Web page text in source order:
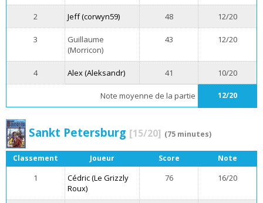
2 Jeff (corwyn59) 48 12/20
3
Guillaume
(Morricon)
43 12/20
4 Alex (Aleksandr) 41 10/20
Note moyenne de la partie 12/20
Sankt Petersburg [15/20] (75 minutes)
Classement Joueur Score Note
1
Cédric (Le Grizzly
Roux)
76 16/20